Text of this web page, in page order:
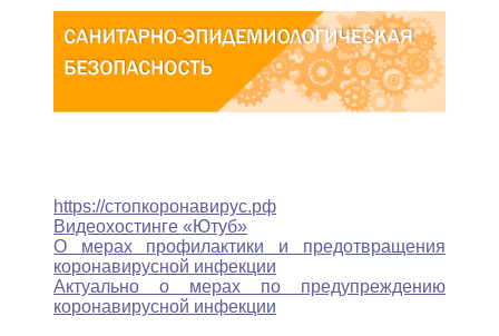
https://стопкоронавирус.рф
Видеохостинге «Ютуб»
О мерах профилактики и предотвращения
коронавирусной инфекции
Актуально о мерах по предупреждению
коронавирусной инфекции